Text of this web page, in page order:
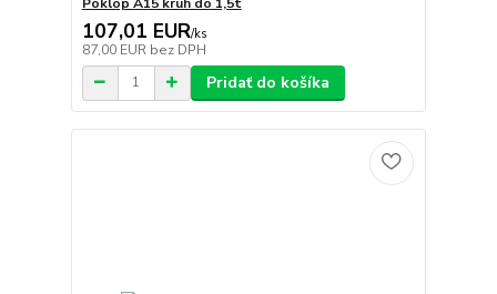
107,01 EUR/ks
87,00 EUR bez DPH
Pridať do košíka